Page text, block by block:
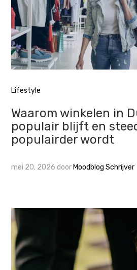
Lifestyle
Waarom winkelen in
populair blijft en
populairder wordt
mei 20, 2026 door Moodblog Schrijver